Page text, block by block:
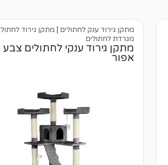
מתקן גירוד ענק לחתולים
מתקן גירוד לחתול |
מגרדת לחתולים
מתקן גירוד ענקי לחתולים צבע
אפור